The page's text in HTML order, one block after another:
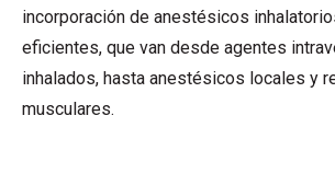
incorporación de anestésicos
eficientes, que van desde agentes
inhalados, hasta anestésicos locales y
musculares.